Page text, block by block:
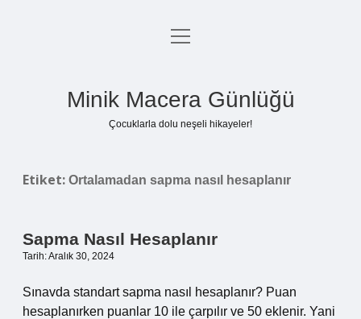
Anasayfa
menüyü
Minik Macera Günlüğü
Çocuklarla dolu neşeli hikayeler!
Etiket: Ortalamadan sapma nasıl hesaplanır
Sapma Nasıl Hesaplanır
Tarih: Aralık 30, 2024
Sınavda standart sapma nasıl hesaplanır? Puan
hesaplanırken puanlar 10 ile çarpılır ve 50 eklenir. Yani